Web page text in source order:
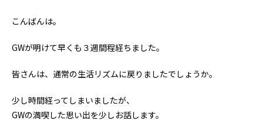
こんばんは。
GWが明けて早くも３週間程経ちました。
皆さんは、通常の生活リズムに戻りましたでしょうか。
少し時間経ってしまいましたが、
GWの満喫した思い出を少しお話します。